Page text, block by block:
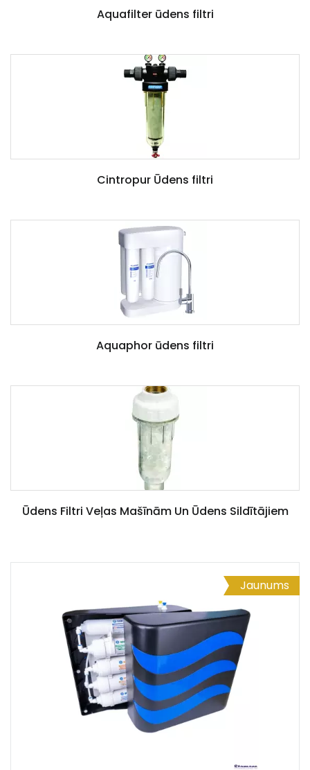
Aquafilter ūdens filtri
Cintropur Ūdens filtri
Aquaphor ūdens filtri
Ūdens Filtri Veļas Mašīnām Un Ūdens Sildītājiem
Jaunums